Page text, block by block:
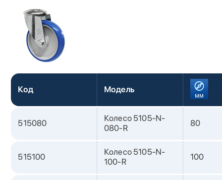
Код Модель
515080
Колесо 5105-N-
080-R
80
515100
Колесо 5105-N-
100-R
100